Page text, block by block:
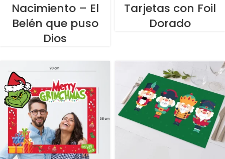
Nacimiento – El
Belén que puso
Dios
Tarjetas con Foil
Dorado